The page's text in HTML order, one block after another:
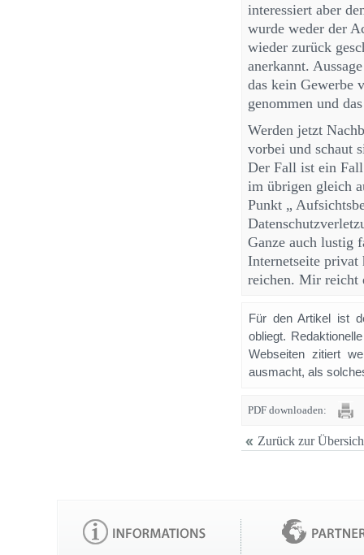
interessiert aber
wurde weder der
wieder zurück
anerkannt.
das kein Gewerbe
genommen und
Werden jetzt
vorbei und schaut
Der Fall ist ein
im übrigen gleich
Punkt „
Ganze auch lustig
Internetseite privat
reichen. Mir reicht
Für den Artikel ist
obliegt.
Webseiten zitiert
ausmacht, als
PDF downloaden:
Zurück zur